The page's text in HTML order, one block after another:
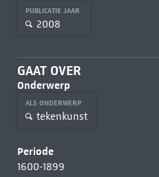
PUBLICATIE JAAR
2008
GAAT OVER
Onderwerp
ALS ONDERWERP
tekenkunst
Periode
1600-1899